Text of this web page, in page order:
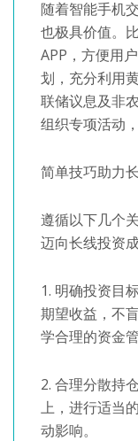
随着智能手机
也极具价值。
APP，方便用
划，充分利用
联储议息及非
组织专项活动
简单技巧助力
遵循以下几个
迈向长线投资
1. 明确投资目
期望收益，不
学合理的资金管
2. 合理分散持
上，进行适当
动影响。